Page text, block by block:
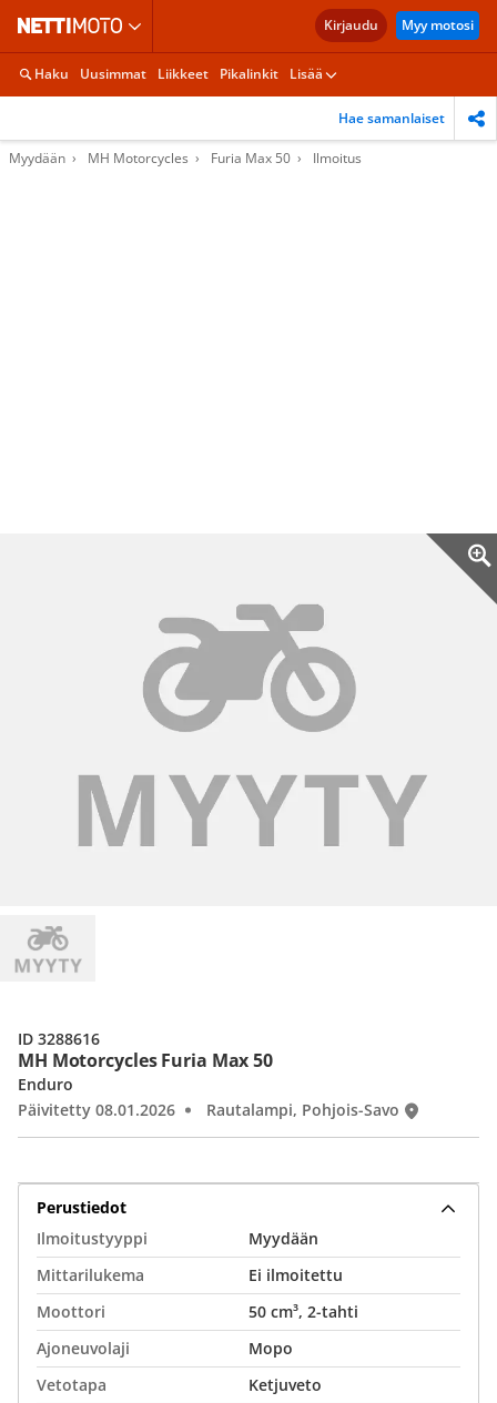
Kirjaudu Myy motosi
Haku Uusimmat Liikkeet Pikalinkit Lisää
Hae samanlaiset
Myydään MH Motorcycles Furia Max 50 Ilmoitus
MH Motorcycles Furia Max 50
Enduro
Päivitetty 08.01.2026
Rautalampi, Pohjois-Savo
ID 3288616
Perustiedot
Ilmoitustyyppi
Myydään
Mittarilukema
Ei ilmoitettu
Moottori
50 cm³, 2-tahti
Ajoneuvolaji
Mopo
Vetotapa
Ketjuveto